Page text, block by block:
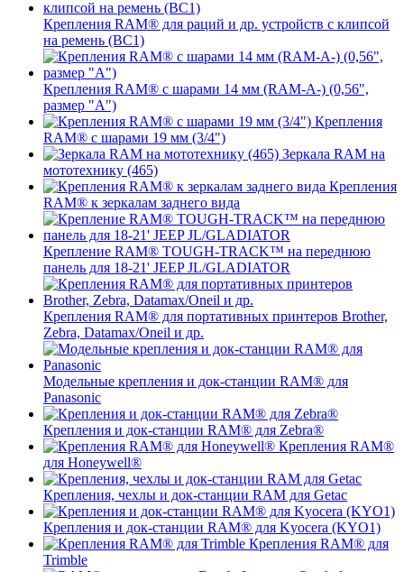
Крепления RAM® для раций и др. устройств с клипсой
на ремень (BC1)
Крепления RAM® с шарами 14 мм (RAM-A-) (0,56",
размер "A")
Крепления
RAM® с шарами 19 мм (3/4")
Зеркала RAM на
мототехнику (465)
Крепления
RAM® к зеркалам заднего вида
Крепление RAM® TOUGH-TRACK™ на переднюю
панель для 18-21' JEEP JL/GLADIATOR
Крепления RAM® для портативных принтеров Brother,
Zebra, Datamax/Oneil и др.
Модельные крепления и док-станции RAM® для
Panasonic
Крепления и док-станции RAM® для Zebra®
Крепления RAM®
для Honeywell®
Крепления, чехлы и док-станции RAM для Getac
Крепления и док-станции RAM® для Kyocera (KYO1)
Крепления RAM® для
Trimble